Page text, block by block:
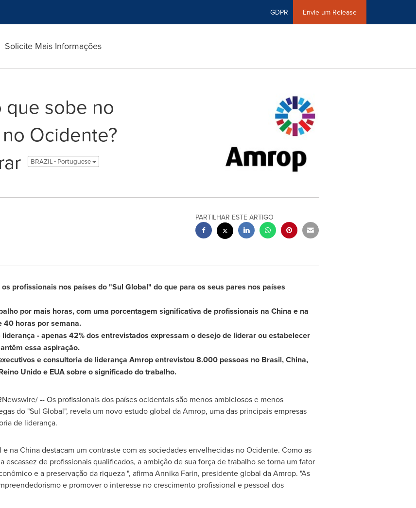
GDPR Envie um Release
Solicite Mais Informações
que sobe no
Ocidente?
BRAZIL - Portuguese
PARTILHAR ESTE ARTIGO
profissionais nos países do "Sul Global" do que para os seus pares nos países
por mais horas, com uma porcentagem significativa de profissionais na China e na
40 horas por semana.
- apenas 42% dos entrevistados expressam o desejo de liderar ou estabelecer
essa aspiração.
e consultoria de liderança Amrop entrevistou 8.000 pessoas no Brasil,China,
Unido e EUA sobre o significado do trabalho.
-- Os profissionais dos países ocidentais são menos ambiciosos e menos
do "Sul Global", revela um novo estudo global da Amrop, uma das principais empresas
de liderança.
e naChinadestacam um contraste com as sociedades envelhecidas no Ocidente. Como as
de profissionais qualificados, a ambição de sua força de trabalho se torna um fator
e a preservação da riqueza ", afirmaAnnika Farin, presidente global da Amrop. "As
e promover o interesse no crescimento profissional e pessoal dos